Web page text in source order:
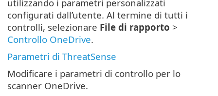
utilizzando i parametri personalizzati
configurati dall’utente. Al termine di tutti i
controlli, selezionare File di rapporto >
Controllo OneDrive.
Parametri di ThreatSense
Modificare i parametri di controllo per lo
scanner OneDrive.